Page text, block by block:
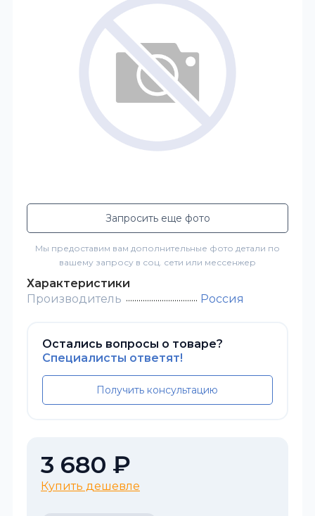
Запросить еще фото
Мы предоставим вам дополнительные фото детали по
вашему запросу в соц. сети или мессенжер
Характеристики
Производитель
Россия
Остались вопросы о товаре?
Специалисты ответят!
Получить консультацию
3 680 ₽
Купить дешевле